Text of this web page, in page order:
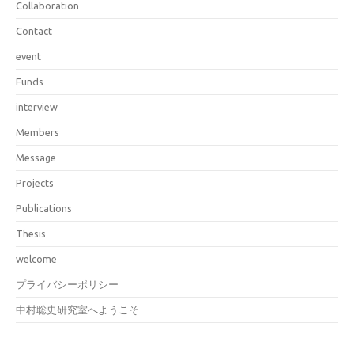
Collaboration
Contact
event
Funds
interview
Members
Message
Projects
Publications
Thesis
welcome
プライバシーポリシー
中村聡史研究室へようこそ